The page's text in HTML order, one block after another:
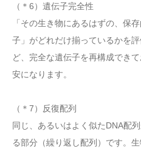
（＊6）遺伝子完全性
「その生き物にあるはずの、保
子」がどれだけ揃っているかを
ど、完全な遺伝子を再構成でき
安になります。
（＊7）反復配列
同じ、あるいはよく似たDNA配
る部分（繰り返し配列）です。